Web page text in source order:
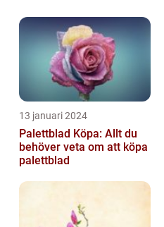
13 januari 2024
Palettblad Köpa: Allt du
behöver veta om att köpa
palettblad